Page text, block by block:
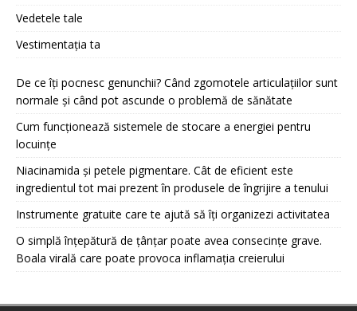
Vedetele tale
Vestimentația ta
De ce îți pocnesc genunchii? Când zgomotele articulațiilor sunt
normale și când pot ascunde o problemă de sănătate
Cum funcționează sistemele de stocare a energiei pentru
locuințe
Niacinamida și petele pigmentare. Cât de eficient este
ingredientul tot mai prezent în produsele de îngrijire a tenului
Instrumente gratuite care te ajută să îți organizezi activitatea
O simplă înțepătură de țânțar poate avea consecințe grave.
Boala virală care poate provoca inflamația creierului